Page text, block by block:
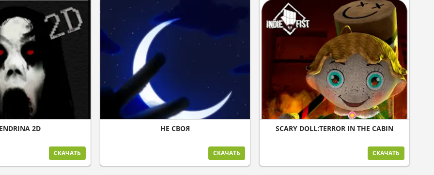
2D
СКАЧАТЬ
НЕ СВОЯ
СКАЧАТЬ
SCARY DOLL:TERROR IN THE CABIN
СКАЧАТЬ